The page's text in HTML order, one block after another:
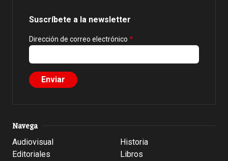
Suscríbete a la newsletter
Dirección de correo electrónico
Navega
Audiovisual
Editoriales
Historia
Libros